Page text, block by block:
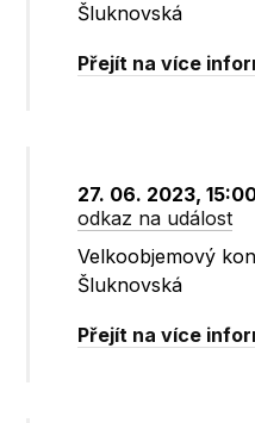
Šluknovská
Přejít na více
27. 06. 2023,
odkaz na událost
Velkoobjemový
Šluknovská
Přejít na více